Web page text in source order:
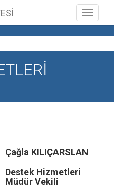
Toggle
Çağla KILIÇARSLAN
Destek Hizmetleri
Müdür Vekili